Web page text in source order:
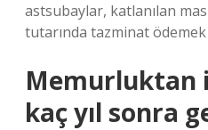
astsubaylar, katlanılan
tutarında tazminat ödemek
Memurluktan
kaç yıl sonra